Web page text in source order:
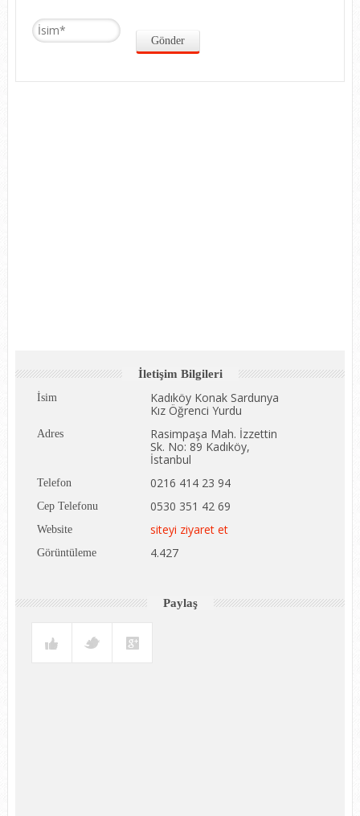
İletişim Bilgileri
İsim
Kadıköy Konak Sardunya
Kız Öğrenci Yurdu
Adres
Rasimpaşa Mah. İzzettin
Sk. No: 89 Kadıköy,
İstanbul
Telefon 0216 414 23 94
Cep Telefonu 0530 351 42 69
Website siteyi ziyaret et
Görüntüleme 4.427
Paylaş